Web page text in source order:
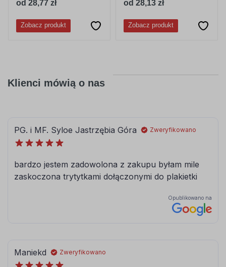
od 28,77 zł
Zobacz produkt
od 28,13 zł
Zobacz produkt
Klienci mówią o nas